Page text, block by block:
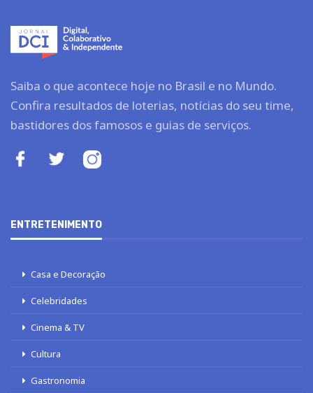
Saiba o que acontece hoje no Brasil e no Mundo.
Confira resultados de loterias, notícias do seu time,
bastidores dos famosos e guias de serviços.
ENTRETENIMENTO
Casa e Decoração
Celebridades
Cinema & TV
Cultura
Gastronomia